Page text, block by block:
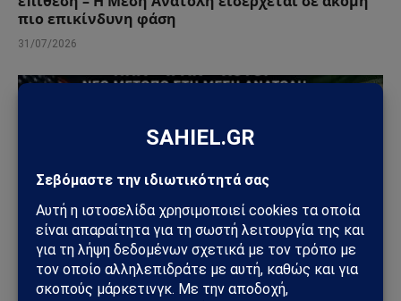
πιο επικίνδυνη φάση
31/07/2026